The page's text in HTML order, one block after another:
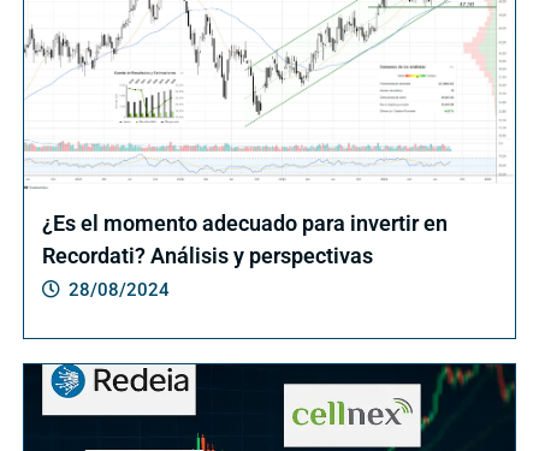
¿Es el momento adecuado para invertir en
Recordati? Análisis y perspectivas
28/08/2024